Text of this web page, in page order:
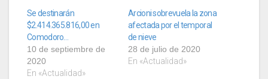
Se destinarán
$2.414.365.816,00 en
Comodoro…
10 de septiembre de
2020
En «Actualidad»
Arcioni sobrevuela la zona
afectada por el temporal
de nieve
28 de julio de 2020
En «Actualidad»